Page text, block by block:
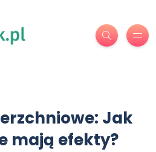
Jak
mają efekty?